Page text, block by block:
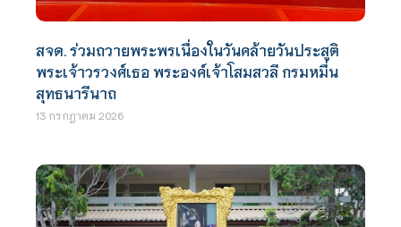
สจด. ร่วมถวายพระพรเนื่องในวันคล้ายวันประสูติ
พระเจ้าวรวงศ์เธอ พระองค์เจ้าโสมสวลี กรมหมื่น
สุทธนารีนาถ
13 กรกฎาคม 2026